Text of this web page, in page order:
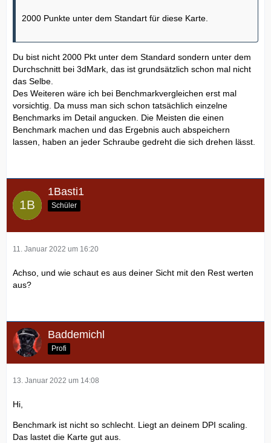
2000 Punkte unter dem Standart für diese Karte.
Du bist nicht 2000 Pkt unter dem Standard sondern unter dem
Durchschnitt bei 3dMark, das ist grundsätzlich schon mal nicht
das Selbe.
Des Weiteren wäre ich bei Benchmarkvergleichen erst mal
vorsichtig. Da muss man sich schon tatsächlich einzelne
Benchmarks im Detail angucken. Die Meisten die einen
Benchmark machen und das Ergebnis auch abspeichern
lassen, haben an jeder Schraube gedreht die sich drehen lässt.
1Basti1
Schüler
11. Januar 2022 um 16:20
Achso, und wie schaut es aus deiner Sicht mit den Rest werten
aus?
Baddemichl
Profi
13. Januar 2022 um 14:08
Hi,
Benchmark ist nicht so schlecht. Liegt an deinem DPI scaling.
Das lastet die Karte gut aus.